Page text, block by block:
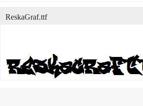
ReskaGraf.ttf